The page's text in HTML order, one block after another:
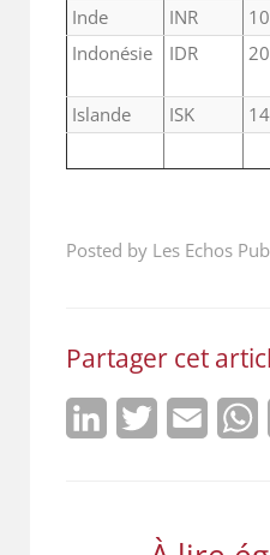
Inde
INR
Indonésie
IDR
Islande ISK
Posted by Les Echos
Partager cet
LinkedInTwitter Email